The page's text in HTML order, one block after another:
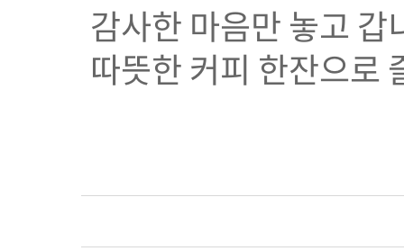
감사한 마음만 놓고 갑
따뜻한 커피 한잔으로